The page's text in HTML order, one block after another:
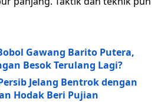
Gawang Barito Putera,
Besok Terulang Lagi?
Jelang Bentrok dengan
Hodak Beri Pujian